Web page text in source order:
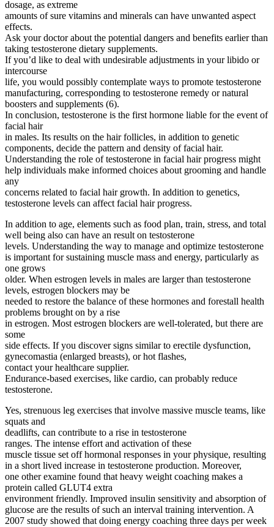
dosage, as extreme
amounts of sure vitamins and minerals can have unwanted aspect
effects.
Ask your doctor about the potential dangers and benefits earlier than
taking testosterone dietary supplements.
If you’d like to deal with undesirable adjustments in your libido or
intercourse
life, you would possibly contemplate ways to promote testosterone
manufacturing, corresponding to testosterone remedy or natural
boosters and supplements (6).
In conclusion, testosterone is the first hormone liable for the event of
facial hair
in males. Its results on the hair follicles, in addition to genetic
components, decide the pattern and density of facial hair.
Understanding the role of testosterone in facial hair progress might
help individuals make informed choices about grooming and handle
any
concerns related to facial hair growth. In addition to genetics,
testosterone levels can affect facial hair progress.
In addition to age, elements such as food plan, train, stress, and total
well being also can have an result on testosterone
levels. Understanding the way to manage and optimize testosterone
is important for sustaining muscle mass and energy, particularly as
one grows
older. When estrogen levels in males are larger than testosterone
levels, estrogen blockers may be
needed to restore the balance of these hormones and forestall health
problems brought on by a rise
in estrogen. Most estrogen blockers are well-tolerated, but there are
some
side effects. If you discover signs similar to erectile dysfunction,
gynecomastia (enlarged breasts), or hot flashes,
contact your healthcare supplier.
Endurance-based exercises, like cardio, can probably reduce
testosterone.
Yes, strenuous leg exercises that involve massive muscle teams, like
squats and
deadlifts, can contribute to a rise in testosterone
ranges. The intense effort and activation of these
muscle tissue set off hormonal responses in your physique, resulting
in a short lived increase in testosterone production. Moreover,
one other examine found that heavy weight coaching makes a
protein called GLUT4 extra
environment friendly. Improved insulin sensitivity and absorption of
glucose are the results of such an interval training intervention. A
2007 study showed that doing energy coaching three days per week